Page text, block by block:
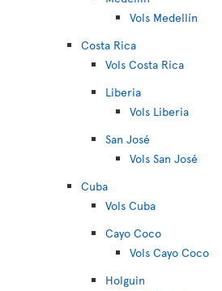
Vols Medellín
Costa Rica
Vols Costa Rica
Liberia
Vols Liberia
San José
Vols San José
Cuba
Vols Cuba
Cayo Coco
Vols Cayo Coco
Holguin